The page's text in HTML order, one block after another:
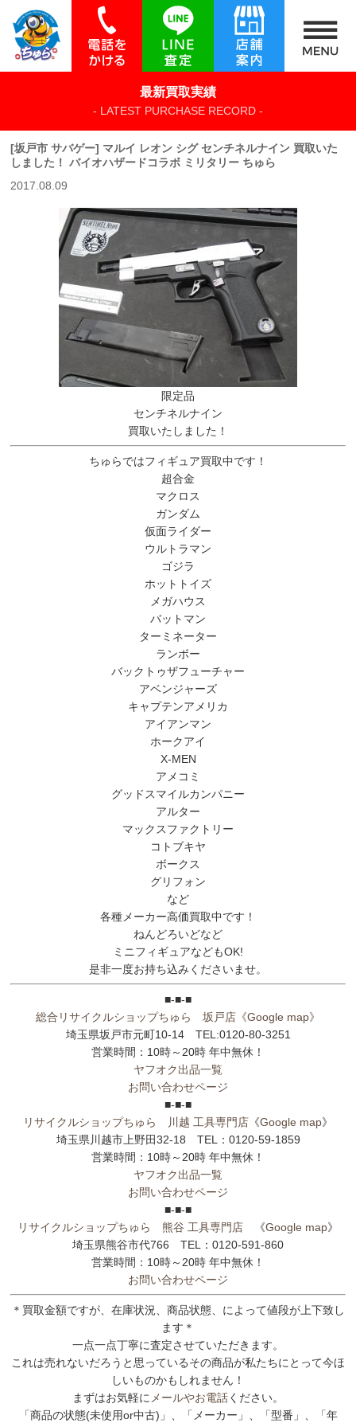
最新買取実績
- LATEST PURCHASE RECORD -
[坂戸市 サバゲー] マルイ レオン シグ センチネルナイン 買取いた
しました！ バイオハザードコラボ ミリタリー ちゅら
2017.08.09
限定品
センチネルナイン
買取いたしました！
ちゅらではフィギュア買取中です！
超合金
マクロス
ガンダム
仮面ライダー
ウルトラマン
ゴジラ
ホットトイズ
メガハウス
バットマン
ターミネーター
ランボー
バックトゥザフューチャー
アベンジャーズ
キャプテンアメリカ
アイアンマン
ホークアイ
X-MEN
アメコミ
グッドスマイルカンパニー
アルター
マックスファクトリー
コトブキヤ
ボークス
グリフォン
など
各種メーカー高価買取中です！
ねんどろいどなど
ミニフィギュアなどもOK!
是非一度お持ち込みくださいませ。
■-■-■
総合リサイクルショップちゅら 坂戸店 《Google map》
埼玉県坂戸市元町10-14 TEL:0120-80-3251
営業時間：10時～20時 年中無休！
ヤフオク出品一覧
お問い合わせページ
■-■-■
リサイクルショップちゅら 川越 工具専門店 《Google map》
埼玉県川越市上野田32-18 TEL：0120-59-1859
営業時間：10時～20時 年中無休！
ヤフオク出品一覧
お問い合わせページ
■-■-■
リサイクルショップちゅら 熊谷 工具専門店 《Google map》
埼玉県熊谷市代766 TEL：0120-591-860
営業時間：10時～20時 年中無休！
お問い合わせページ
＊買取金額ですが、在庫状況、商品状態、によって値段が上下致し
ます＊
一点一点丁寧に査定させていただきます。
これは売れないだろうと思っているその商品が私たちにとって今ほ
しいものかもしれません！
まずはお気軽に メールやお電話ください。
「商品の状態(未使用or中古)」、「メーカー」、「型番」、「年